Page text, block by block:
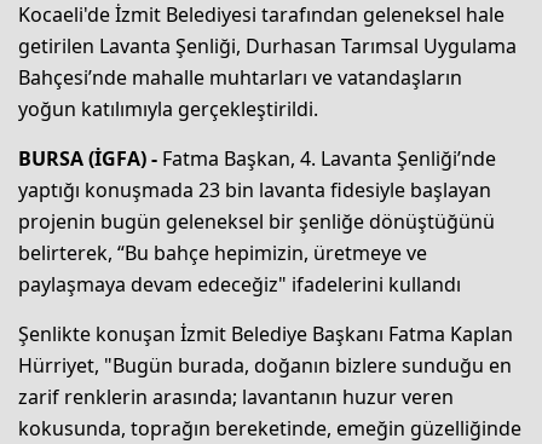
Kocaeli'de İzmit Belediyesi tarafından geleneksel hale
getirilen Lavanta Şenliği, Durhasan Tarımsal Uygulama
Bahçesi’nde mahalle muhtarları ve vatandaşların
yoğun katılımıyla gerçekleştirildi.
BURSA (İGFA) - Fatma Başkan, 4. Lavanta Şenliği’nde
yaptığı konuşmada 23 bin lavanta fidesiyle başlayan
projenin bugün geleneksel bir şenliğe dönüştüğünü
belirterek, “Bu bahçe hepimizin, üretmeye ve
paylaşmaya devam edeceğiz" ifadelerini kullandı
Şenlikte konuşan İzmit Belediye Başkanı Fatma Kaplan
Hürriyet, "Bugün burada, doğanın bizlere sunduğu en
zarif renklerin arasında; lavantanın huzur veren
kokusunda, toprağın bereketinde, emeğin güzelliğinde